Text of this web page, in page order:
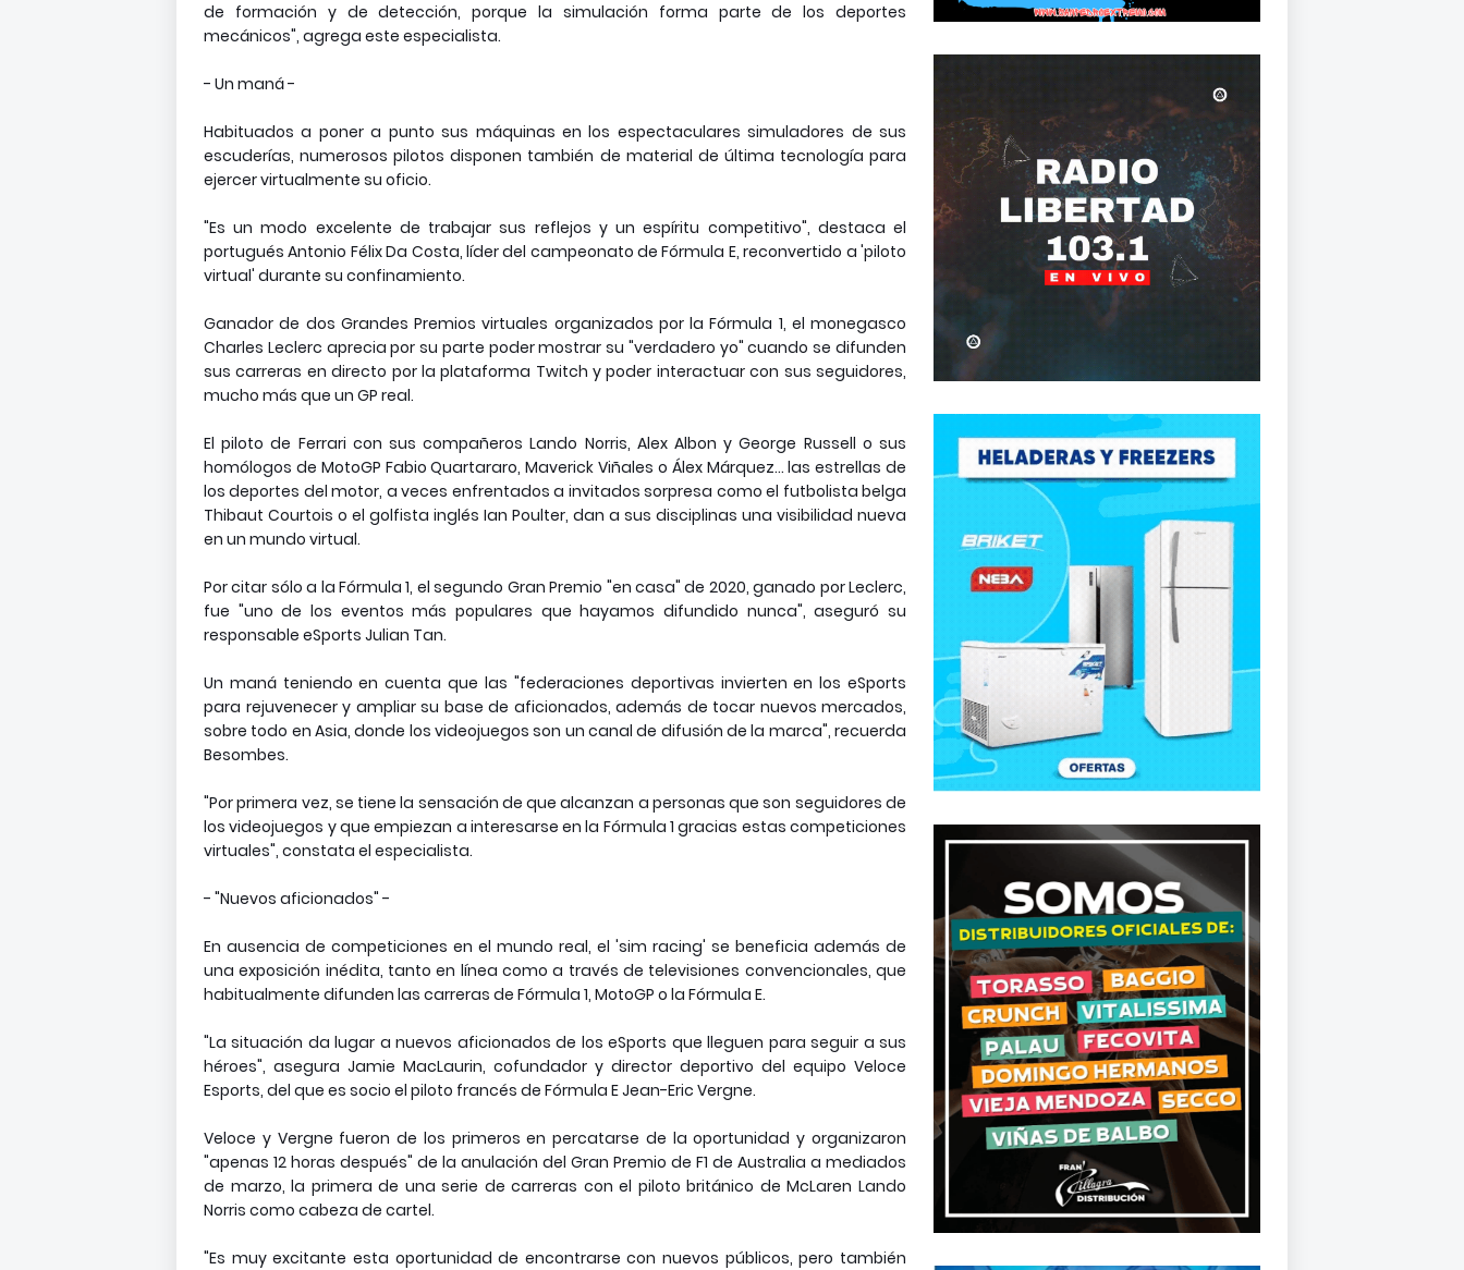
de formación y de detección, porque la simulación forma parte de los deportes
mecánicos", agrega este especialista.
- Un maná -
Habituados a poner a punto sus máquinas en los espectaculares simuladores de sus
escuderías, numerosos pilotos disponen también de material de última tecnología para
ejercer virtualmente su oficio.
"Es un modo excelente de trabajar sus reflejos y un espíritu competitivo", destaca el
portugués Antonio Félix Da Costa, líder del campeonato de Fórmula E, reconvertido a 'piloto
virtual' durante su confinamiento.
Ganador de dos Grandes Premios virtuales organizados por la Fórmula 1, el monegasco
Charles Leclerc aprecia por su parte poder mostrar su "verdadero yo" cuando se difunden
sus carreras en directo por la plataforma Twitch y poder interactuar con sus seguidores,
mucho más que un GP real.
El piloto de Ferrari con sus compañeros Lando Norris, Alex Albon y George Russell o sus
homólogos de MotoGP Fabio Quartararo, Maverick Viñales o Álex Márquez... las estrellas de
los deportes del motor, a veces enfrentados a invitados sorpresa como el futbolista belga
Thibaut Courtois o el golfista inglés Ian Poulter, dan a sus disciplinas una visibilidad nueva
en un mundo virtual.
Por citar sólo a la Fórmula 1, el segundo Gran Premio "en casa" de 2020, ganado por Leclerc,
fue "uno de los eventos más populares que hayamos difundido nunca", aseguró su
responsable eSports Julian Tan.
Un maná teniendo en cuenta que las "federaciones deportivas invierten en los eSports
para rejuvenecer y ampliar su base de aficionados, además de tocar nuevos mercados,
sobre todo en Asia, donde los videojuegos son un canal de difusión de la marca", recuerda
Besombes.
"Por primera vez, se tiene la sensación de que alcanzan a personas que son seguidores de
los videojuegos y que empiezan a interesarse en la Fórmula 1 gracias estas competiciones
virtuales", constata el especialista.
- "Nuevos aficionados" -
En ausencia de competiciones en el mundo real, el 'sim racing' se beneficia además de
una exposición inédita, tanto en línea como a través de televisiones convencionales, que
habitualmente difunden las carreras de Fórmula 1, MotoGP o la Fórmula E.
"La situación da lugar a nuevos aficionados de los eSports que lleguen para seguir a sus
héroes", asegura Jamie MacLaurin, cofundador y director deportivo del equipo Veloce
Esports, del que es socio el piloto francés de Fórmula E Jean-Eric Vergne.
Veloce y Vergne fueron de los primeros en percatarse de la oportunidad y organizaron
"apenas 12 horas después" de la anulación del Gran Premio de F1 de Australia a mediados
de marzo, la primera de una serie de carreras con el piloto británico de McLaren Lando
Norris como cabeza de cartel.
"Es muy excitante esta oportunidad de encontrarse con nuevos públicos, pero también